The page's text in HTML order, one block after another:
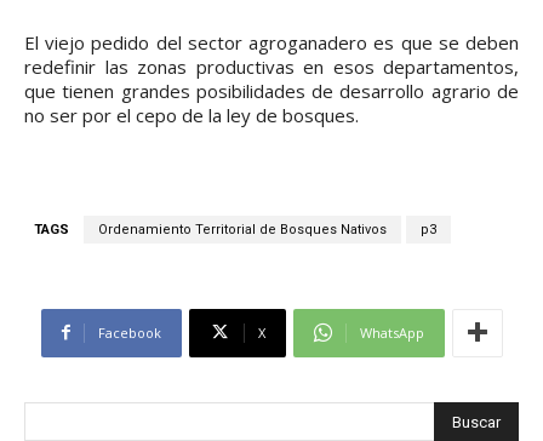
El viejo pedido del sector agroganadero es que se deben
redefinir las zonas productivas en esos departamentos,
que tienen grandes posibilidades de desarrollo agrario de
no ser por el cepo de la ley de bosques.
TAGS Ordenamiento Territorial de Bosques Nativos p3
Facebook X WhatsApp